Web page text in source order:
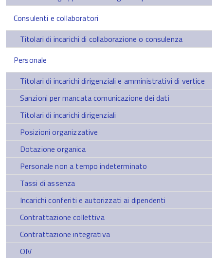
Consulenti e collaboratori
Titolari di incarichi di collaborazione o consulenza
Personale
Titolari di incarichi dirigenziali e amministrativi di vertice
Sanzioni per mancata comunicazione dei dati
Titolari di incarichi dirigenziali
Posizioni organizzative
Dotazione organica
Personale non a tempo indeterminato
Tassi di assenza
Incarichi conferiti e autorizzati ai dipendenti
Contrattazione collettiva
Contrattazione integrativa
OIV